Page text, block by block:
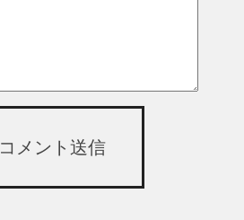
コメント送信